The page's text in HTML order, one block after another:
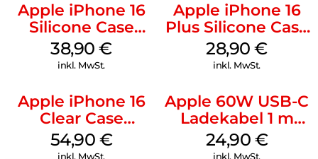
Apple iPhone 16
Silicone Case
MagSafe
Ultramarine
38,90€
inkl. MwSt.
Apple iPhone 16
Plus Silicone Case
MagSafe Black
28,90€
inkl. MwSt.
Apple iPhone 16
Clear Case
MagSafe
Transparent
54,90 €
inkl. MwSt.
Apple 60W USB-C
Ladekabel 1 m
Weiß
24,90 €
inkl. MwSt.